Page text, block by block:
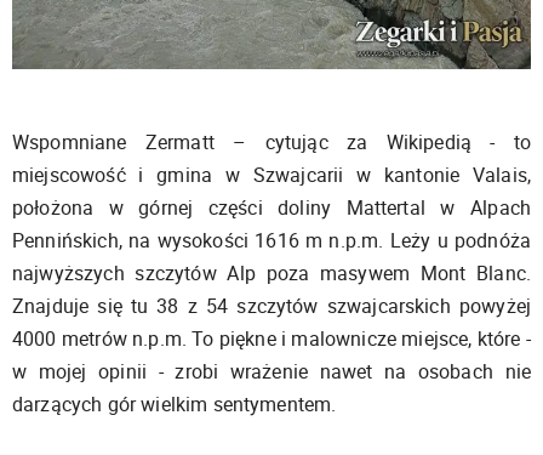
Wspomniane Zermatt – cytując za Wikipedią - to
miejscowość i gmina w Szwajcarii w kantonie Valais,
położona w górnej części doliny Mattertal w Alpach
Pennińskich, na wysokości 1616 m n.p.m. Leży u podnóża
najwyższych szczytów Alp poza masywem Mont Blanc.
Znajduje się tu 38 z 54 szczytów szwajcarskich powyżej
4000 metrów n.p.m. To piękne i malownicze miejsce, które -
w mojej opinii - zrobi wrażenie nawet na osobach nie
darzących gór wielkim sentymentem.